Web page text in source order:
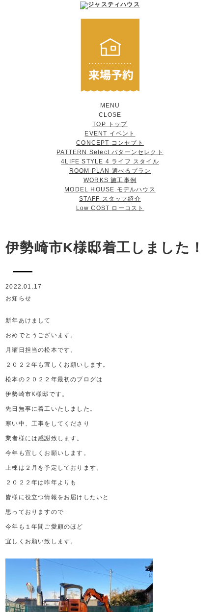
MENU
CLOSE
TOP
トップ
EVENT イベント
CONCEPT コンセプト
PATTERN Select パターンセレクト
4LIFE STYLE 4 ライフ スタイル
ROOM PLAN 選べるプラン
WORKS 施工事例
MODEL HOUSE モデルハウス
STAFF スタッフ紹介
Low COST ローコスト
伊勢崎市K様邸着工しました！
2022.01.17
お知らせ
新年あけまして
おめでとうございます。
月曜日担当の松本です。
２０２２年も宜しくお願いします。
松本の２０２２年最初のブログは
伊勢崎市K様邸です。
先日無事に着工いたしました。
寒い中、工事をしてくださり
業者様には感謝致します。
今年も宜しくお願いします。
上棟は２月を予定しております。
２０２２年は昨年よりも
皆様に役立つ情報をお届けしたいと
思っておりますので
今年も１年間ご愛顧のほど
宜しくお願い致します。